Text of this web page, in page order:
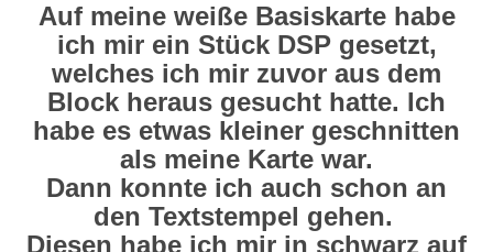
Auf meine weiße Basiskarte habe
ich mir ein Stück DSP gesetzt,
welches ich mir zuvor aus dem
Block heraus gesucht hatte. Ich
habe es etwas kleiner geschnitten
als meine Karte war.
Dann konnte ich auch schon an
den Textstempel gehen.
Diesen habe ich mir in schwarz auf